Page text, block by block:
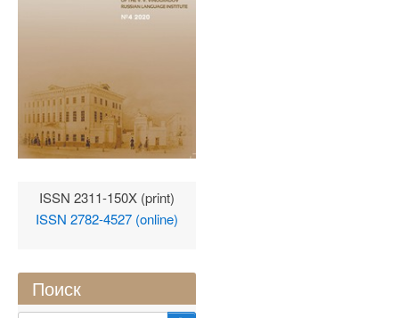
ISSN 2311-150X (print)
ISSN 2782-4527 (online)
Поиск